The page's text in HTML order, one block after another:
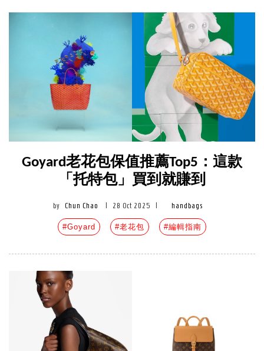
Goyard老花包保值推薦Top5：這款
「托特包」買到就賺到
by Chun Chao 28 Oct 2025 handbags
#Goyard #老花包 #編輯指南